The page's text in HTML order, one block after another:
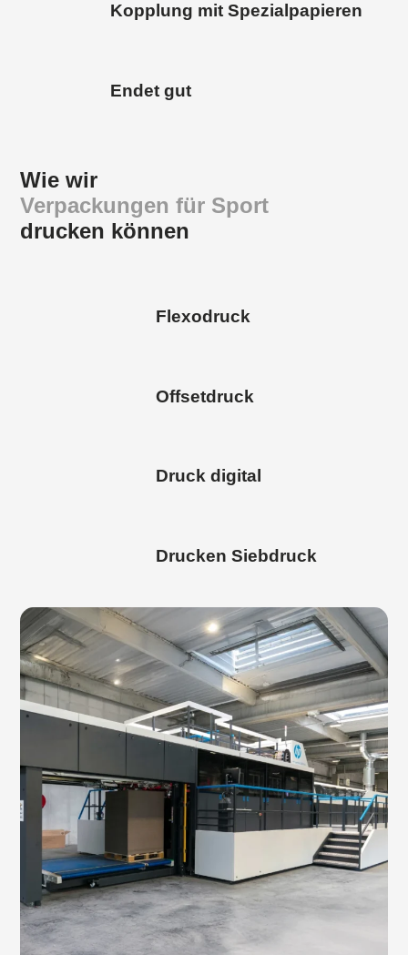
Kopplung mit Spezialpapieren
Endet gut
Wie wir
Verpackungen für Sport
drucken können
Flexodruck
Offsetdruck
Druck digital
Drucken Siebdruck